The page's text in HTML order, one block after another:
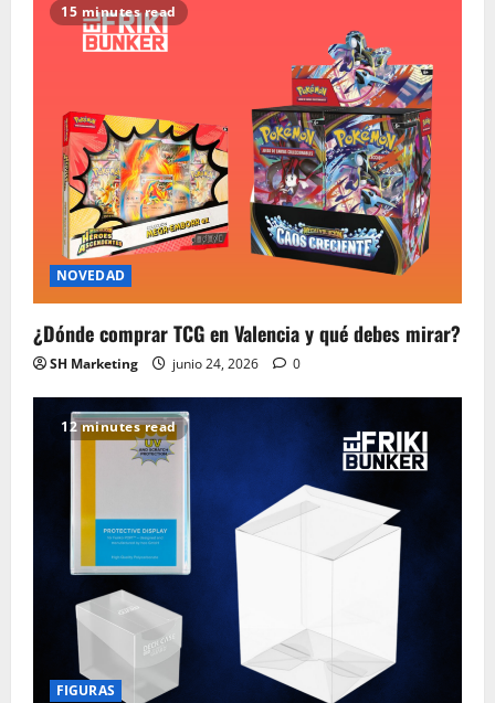
15 minutes read
NOVEDAD
¿Dónde comprar TCG en Valencia y qué debes mirar?
SH Marketing junio 24, 2026 0
12 minutes read
FIGURAS